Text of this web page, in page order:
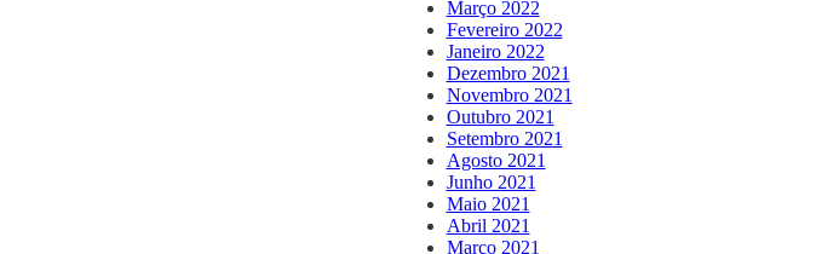
Março 2022
Fevereiro 2022
Janeiro 2022
Dezembro 2021
Novembro 2021
Outubro 2021
Setembro 2021
Agosto 2021
Junho 2021
Maio 2021
Abril 2021
Março 2021